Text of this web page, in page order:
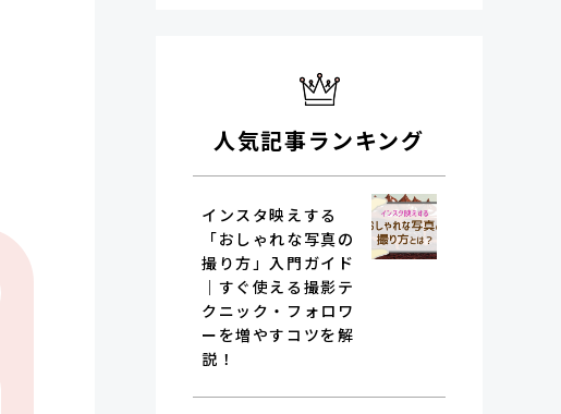
人気記事ランキング
インスタ映えする
「おしゃれな写真の
撮り方」入門ガイド
｜すぐ使える撮影テ
クニック・フォロワ
ーを増やすコツを解
説！